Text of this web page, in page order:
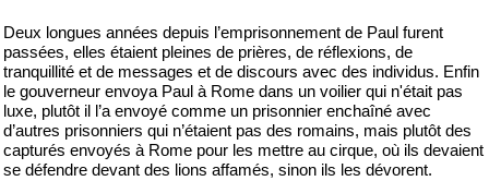
Deux longues années depuis l’emprisonnement de Paul furent
passées, elles étaient pleines de prières, de réflexions, de
tranquillité et de messages et de discours avec des individus. Enfin
le gouverneur envoya Paul à Rome dans un voilier qui n'était pas
luxe, plutôt il l’a envoyé comme un prisonnier enchaîné avec
d’autres prisonniers qui n’étaient pas des romains, mais plutôt des
capturés envoyés à Rome pour les mettre au cirque, où ils devaient
se défendre devant des lions affamés, sinon ils les dévorent.